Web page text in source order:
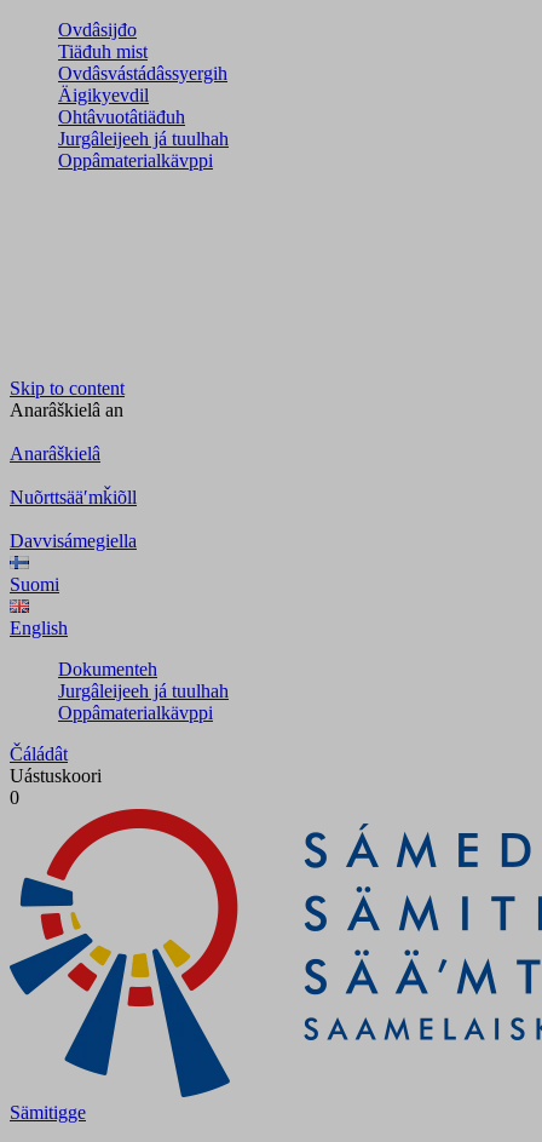
Ovdâsijđo
Tiäđuh mist
Ovdâsvástádâssyergih
Äigikyevdil
Ohtâvuotâtiäđuh
Jurgâleijeeh já tuulhah
Oppâmaterialkävppi
Skip to content
Anarâškielâ an
Anarâškielâ
Nuõrttsääʹmǩiõll
Davvisámegiella
Suomi
English
Dokumenteh
Jurgâleijeeh já tuulhah
Oppâmaterialkävppi
Čáládât
Uástuskoori
0
Sämitigge